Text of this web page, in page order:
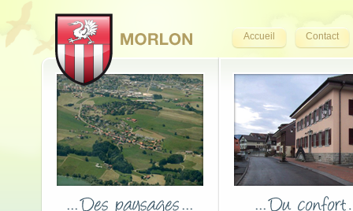
Accueil Contact